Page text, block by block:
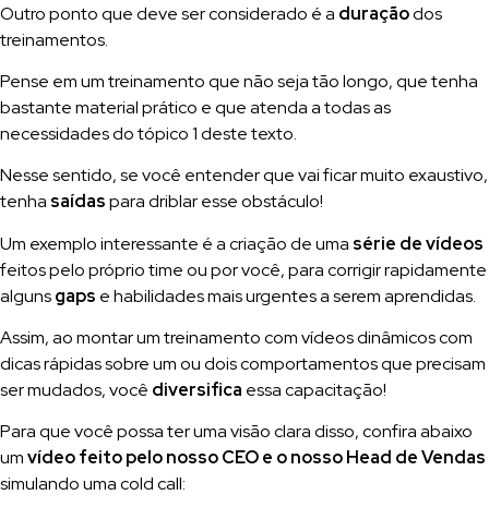
Outro ponto que deve ser considerado é a duraçãodos
treinamentos.
Pense em um treinamento que não seja tão longo, que tenha
bastante material prático e que atenda a todas as
necessidades do tópico 1 deste texto.
Nesse sentido, se você entender que vai ficar muito exaustivo,
tenha saídaspara driblar esse obstáculo!
Um exemplo interessante é a criação de uma série de vídeos
feitos pelo próprio time ou por você, para corrigir rapidamente
algunsgaps e habilidades mais urgentes a serem aprendidas.
Assim, ao montar um treinamento com vídeos dinâmicos com
dicas rápidas sobre um ou dois comportamentos que precisam
ser mudados, você diversifica essa capacitação!
Para que você possa ter uma visão clara disso, confira abaixo
umvídeo feito pelo nosso CEO e o nosso Head de Vendas
simulando uma cold call: